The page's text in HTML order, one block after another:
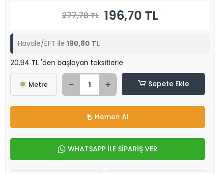
277,78 TL 196,70 TL
Havale/EFT ile 190,80 TL
20,94 TL 'den başlayan taksitlerle
Metre Sepete Ekle
Hemen Al
WHATSAPP İLE SİPARİŞ VER